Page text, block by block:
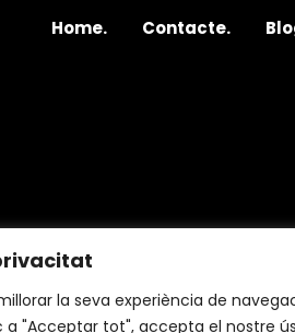
la seva experiència de
a "Acceptar tot", accepta el nostre
Home. Contacte.